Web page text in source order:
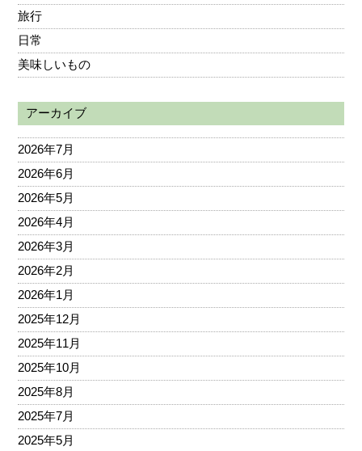
旅行
日常
美味しいもの
アーカイブ
2026年7月
2026年6月
2026年5月
2026年4月
2026年3月
2026年2月
2026年1月
2025年12月
2025年11月
2025年10月
2025年8月
2025年7月
2025年5月